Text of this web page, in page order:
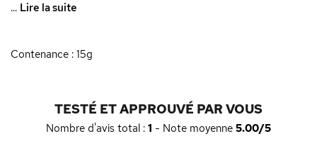
... Lire la suite
Contenance : 15g
TESTÉ ET APPROUVÉ PAR VOUS
Nombre d'avis total : 1 - Note moyenne 5.00/5